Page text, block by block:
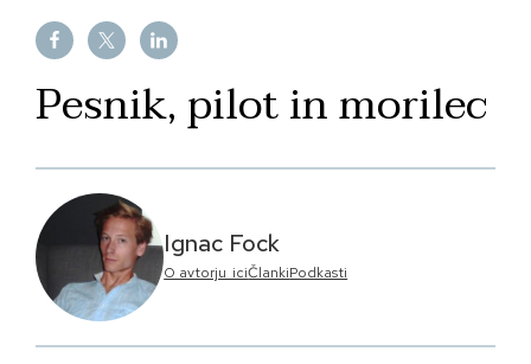
Pesnik, pilot in morilec
Ignac Fock
O avtorju_iciČlankiPodkasti